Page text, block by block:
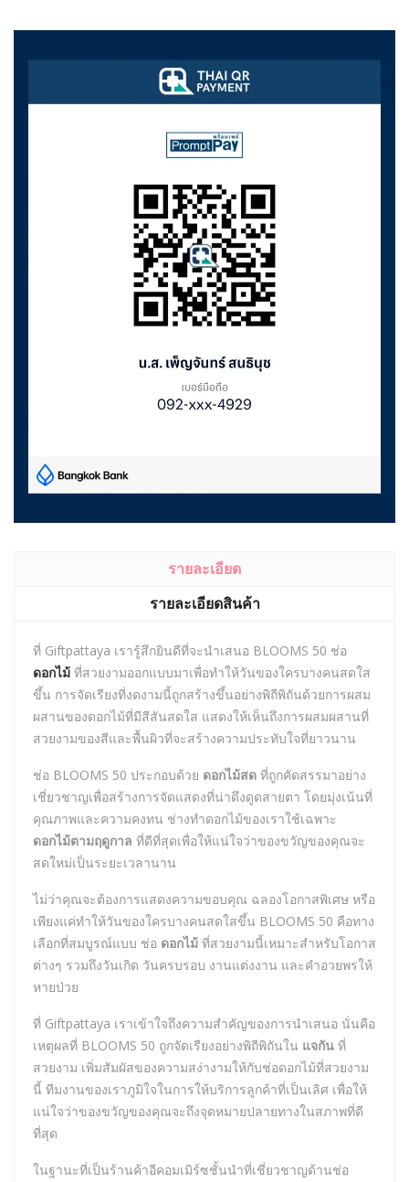
รายละเอียด
รายละเอียดสินค้า
ที่ Giftpattaya เรารู้สึกยินดีที่จะนำเสนอ BLOOMS 50 ช่อ
ดอกไม้ ที่สวยงามออกแบบมาเพื่อทำให้วันของใครบางคนสดใส
ขึ้น การจัดเรียงที่งดงามนี้ถูกสร้างขึ้นอย่างพิถีพิถันด้วยการผสม
ผสานของดอกไม้ที่มีสีสันสดใส แสดงให้เห็นถึงการผสมผสานที่
สวยงามของสีและพื้นผิวที่จะสร้างความประทับใจที่ยาวนาน
ช่อ BLOOMS 50 ประกอบด้วย ดอกไม้สด ที่ถูกคัดสรรมาอย่าง
เชี่ยวชาญเพื่อสร้างการจัดแสดงที่น่าดึงดูดสายตา โดยมุ่งเน้นที่
คุณภาพและความคงทน ช่างทำดอกไม้ของเราใช้เฉพาะ
ดอกไม้ตามฤดูกาล ที่ดีที่สุดเพื่อให้แน่ใจว่าของขวัญของคุณจะ
สดใหม่เป็นระยะเวลานาน
ไม่ว่าคุณจะต้องการแสดงความขอบคุณ ฉลองโอกาสพิเศษ หรือ
เพียงแค่ทำให้วันของใครบางคนสดใสขึ้น BLOOMS 50 คือทาง
เลือกที่สมบูรณ์แบบ ช่อ ดอกไม้ ที่สวยงามนี้เหมาะสำหรับโอกาส
ต่างๆ รวมถึงวันเกิด วันครบรอบ งานแต่งงาน และคำอวยพรให้
หายป่วย
ที่ Giftpattaya เราเข้าใจถึงความสำคัญของการนำเสนอ นั่นคือ
เหตุผลที่ BLOOMS 50 ถูกจัดเรียงอย่างพิถีพิถันใน แจกัน ที่
สวยงาม เพิ่มสัมผัสของความสง่างามให้กับช่อดอกไม้ที่สวยงาม
นี้ ทีมงานของเราภูมิใจในการให้บริการลูกค้าที่เป็นเลิศ เพื่อให้
แน่ใจว่าของขวัญของคุณจะถึงจุดหมายปลายทางในสภาพที่ดี
ที่สุด
ในฐานะที่เป็นร้านค้าอีคอมเมิร์ซชั้นนำที่เชี่ยวชาญด้านช่อ